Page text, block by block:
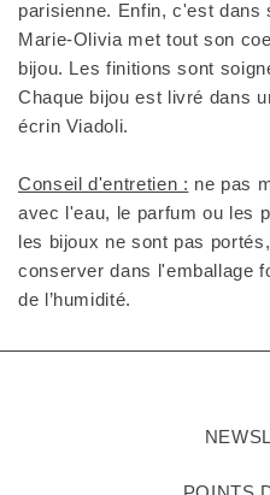
parisienne. Enfin, c'est dans
Marie-Olivia met tout son
bijou. Les finitions sont
Chaque bijou est livré dans
écrin Viadoli.
Conseil d'entretien : ne pas
avec l'eau, le parfum ou les
les bijoux ne sont pas
conserver dans l'emballage
de l’humidité.